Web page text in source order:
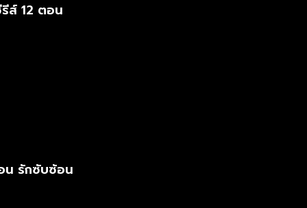
ส์ 12 ตอน
น รักซับซ้อน